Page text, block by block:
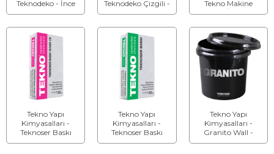
Teknodeko - İnce
Mineral Dekoratif
Teknodeko Çizgili -
Çizgi Dokulu
Sıva
Tekno Makine
Sıvası - İç ve Dış
Makine Sıvası
Tekno Yapı
Kimyasalları -
Teknoser Baskı
Duvar LW - Duvar
Tekno Yapı
Kimyasalları -
Teknoser Baskı
Duvar - Duvar
Tekno Yapı
Kimyasalları -
Granito Wall -
Mikrobeton Duvar